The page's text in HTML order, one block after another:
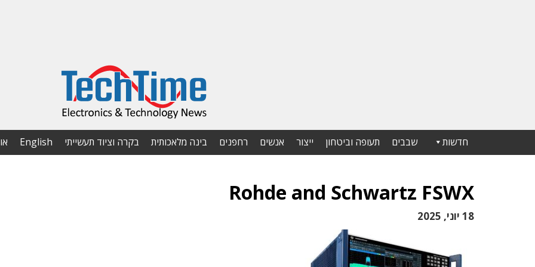
חדשות שבבים תעופה וביטחון ייצור אנשים רחפנים בינה מלאכותית בקרה וציוד תעשייתי English
Rohde and Schwartz FSWX
18 יוני, 2025